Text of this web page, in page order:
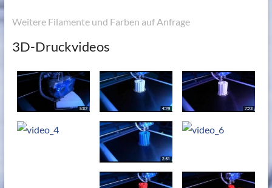
Weitere Filamente und Farben auf Anfrage
3D-Druckvideos